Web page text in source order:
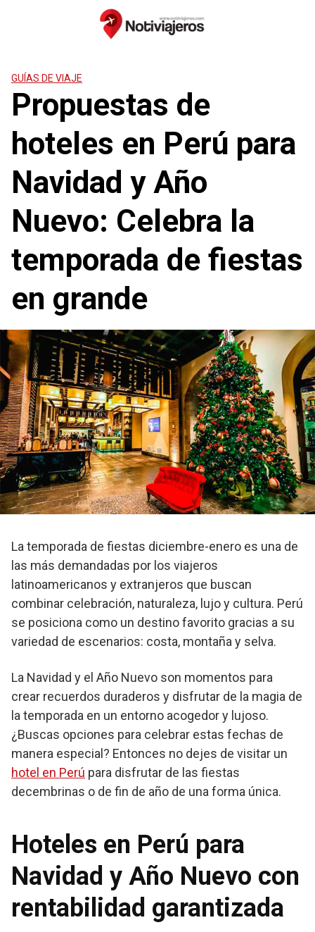
GUÍAS DE VIAJE
Propuestas de
hoteles en Perú para
Navidad y Año
Nuevo: Celebra la
temporada de fiestas
en grande
La temporada de fiestas diciembre-enero es una de
las más demandadas por los viajeros
latinoamericanos y extranjeros que buscan
combinar celebración, naturaleza, lujo y cultura. Perú
se posiciona como un destino favorito gracias a su
variedad de escenarios: costa, montaña y selva.
La Navidad y el Año Nuevo son momentos para
crear recuerdos duraderos y disfrutar de la magia de
la temporada en un entorno acogedor y lujoso.
¿Buscas opciones para celebrar estas fechas de
manera especial? Entonces no dejes de visitar un
hotel en Perú para disfrutar de las fiestas
decembrinas o de fin de año de una forma única.
Hoteles en Perú para
Navidad y Año Nuevo con
rentabilidad garantizada